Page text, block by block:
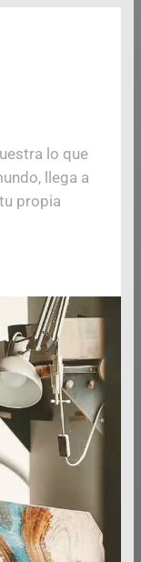
lo que
llega a
propia